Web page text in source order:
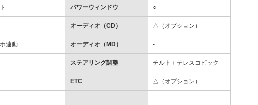
パワーウィンドウ ○
オーディオ（CD） △（オプション）
連動 オーディオ（MD） -
ステアリング調整 チルト＋テレスコピック
ETC △（オプション）